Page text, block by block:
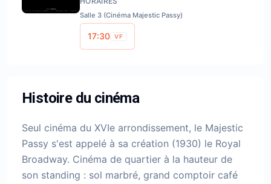
Salle 3 (Cinéma Majestic Passy)
17:30 VF
Histoire du cinéma
Seul cinéma du XVIe arrondissement, le Majestic
Passy s'est appelé à sa création (1930) le Royal
Broadway. Cinéma de quartier à la hauteur de
son standing : sol marbré, grand comptoir café